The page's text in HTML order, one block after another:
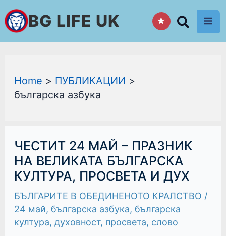
Skip
to
content
BG LIFE UK ★
Home
ПУБЛИКАЦИИ
българска азбука
ЧЕСТИТ 24 МАЙ – ПРАЗНИК
НА ВЕЛИКАТА БЪЛГАРСКА
КУЛТУРА, ПРОСВЕТА И ДУХ
БЪЛГАРИТЕ В ОБЕДИНЕНОТО КРАЛСТВО /
24 май, българска азбука, българска
култура, духовност, просвета, слово
ЧЕСТИТ
24
МАЙ
–
ПРАЗНИК
НА
БЪЛГАРСКА
КУЛТУРА,
ПРОСВЕТА
И
ДУХ